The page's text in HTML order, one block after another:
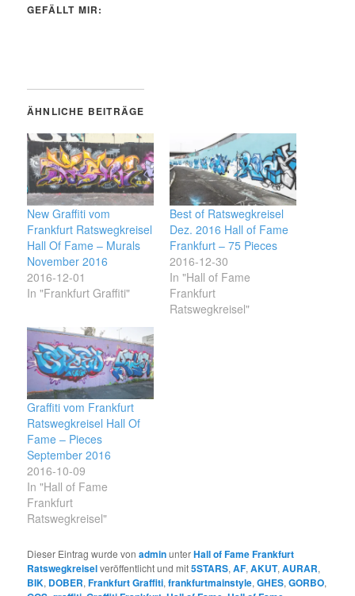
GEFÄLLT MIR:
ÄHNLICHE BEITRÄGE
New Graffiti vom
Frankfurt Ratswegkreisel
Hall Of Fame – Murals
November 2016
2016-12-01
In "Frankfurt Graffiti"
Best of Ratswegkreisel
Dez. 2016 Hall of Fame
Frankfurt – 75 Pieces
2016-12-30
In "Hall of Fame
Frankfurt
Ratswegkreisel"
Graffiti vom Frankfurt
Ratswegkreisel Hall Of
Fame – Pieces
September 2016
2016-10-09
In "Hall of Fame
Frankfurt
Ratswegkreisel"
Dieser Eintrag wurde vonadminunterHall of Fame Frankfurt
Ratswegkreiselveröffentlicht und mit5STARS,AF,AKUT,AURAR,
BIK, DOBER,Frankfurt Graffiti,frankfurtmainstyle,GHES,GORBO,